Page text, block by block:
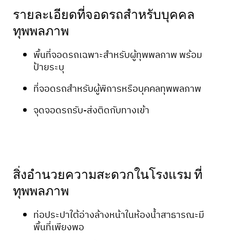
รายละเอียดที่จอดรถสำหรับบุคคล
ทุพพลภาพ​
พื้นที่จอดรถเฉพาะสำหรับผู้ทุพพลภาพ พร้อม
ป้ายระบุ
ที่จอดรถสำหรับผู้พิการหรือบุคคลทุพพลภาพ
จุดจอดรถรับ-ส่งติดกับทางเข้า
สิ่งอำนวยความสะดวกในโรงแรม ที่
ทุพพลภาพ​
ท่อประปาใต้อ่างล้างหน้าในห้องน้ำสาธารณะมี
พื้นที่เพียงพอ